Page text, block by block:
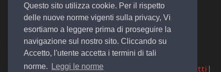
Questo sito utilizza cookie. Per il rispetto
delle nuove norme vigenti sulla privacy, Vi
esortiamo a leggere prima di proseguire la
navigazione sul nostro sito. Cliccando su
Accetto, l'utente accetta i termini di tali
norme.
Leggi le norme
P.Iva 01473730594
© 2019 Design by EGSoft
Cookie|Privacy Law|Azienda Contatti |